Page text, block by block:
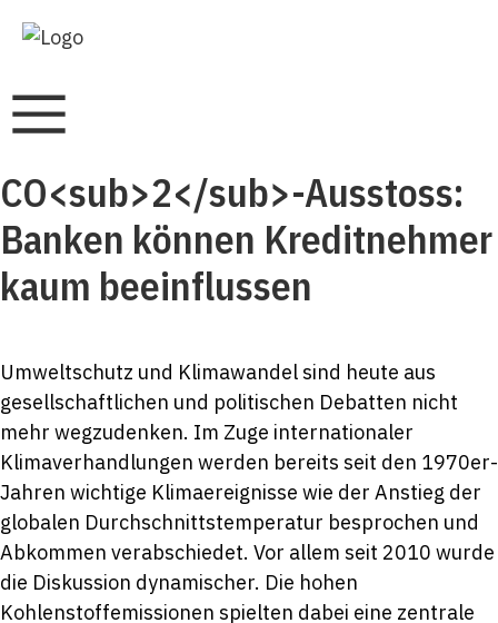
CO<sub>2</sub>-Ausstoss:
Banken können Kreditnehmer
kaum beeinflussen
Umweltschutz und Klimawandel sind heute aus
gesellschaftlichen und politischen Debatten nicht
mehr wegzudenken. Im Zuge internationaler
Klimaverhandlungen werden bereits seit den 1970er-
Jahren wichtige Klimaereignisse wie der Anstieg der
globalen Durchschnittstemperatur besprochen und
Abkommen verabschiedet. Vor allem seit 2010 wurde
die Diskussion dynamischer. Die hohen
Kohlenstoffemissionen spielten dabei eine zentrale